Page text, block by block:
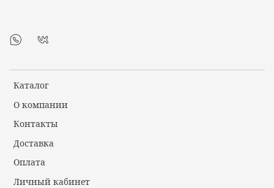
Каталог
О компании
Контакты
Доставка
Оплата
Личный кабинет